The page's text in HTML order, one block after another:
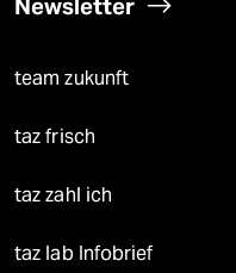
Newsletter
team zukunft
taz frisch
taz zahl ich
taz lab Infobrief